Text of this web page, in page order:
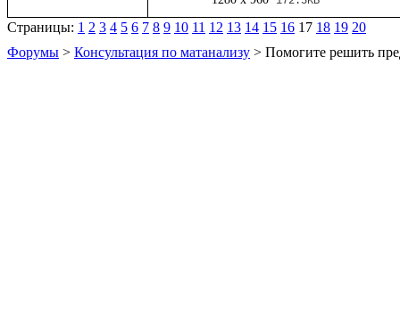
Страницы: 1 2 3 4 5 6 7 8 9 10 11 12 13 14 15 16 17 18 19 20
Форумы > Консультация по матанализу > Помогите решить